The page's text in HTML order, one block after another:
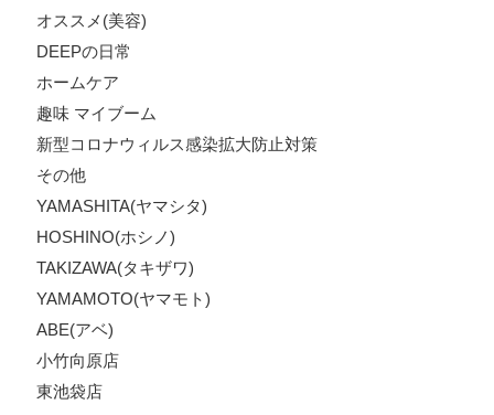
オススメ(美容)
DEEPの日常
ホームケア
趣味 マイブーム
新型コロナウィルス感染拡大防止対策
その他
YAMASHITA(ヤマシタ)
HOSHINO(ホシノ)
TAKIZAWA(タキザワ)
YAMAMOTO(ヤマモト)
ABE(アベ)
小竹向原店
東池袋店